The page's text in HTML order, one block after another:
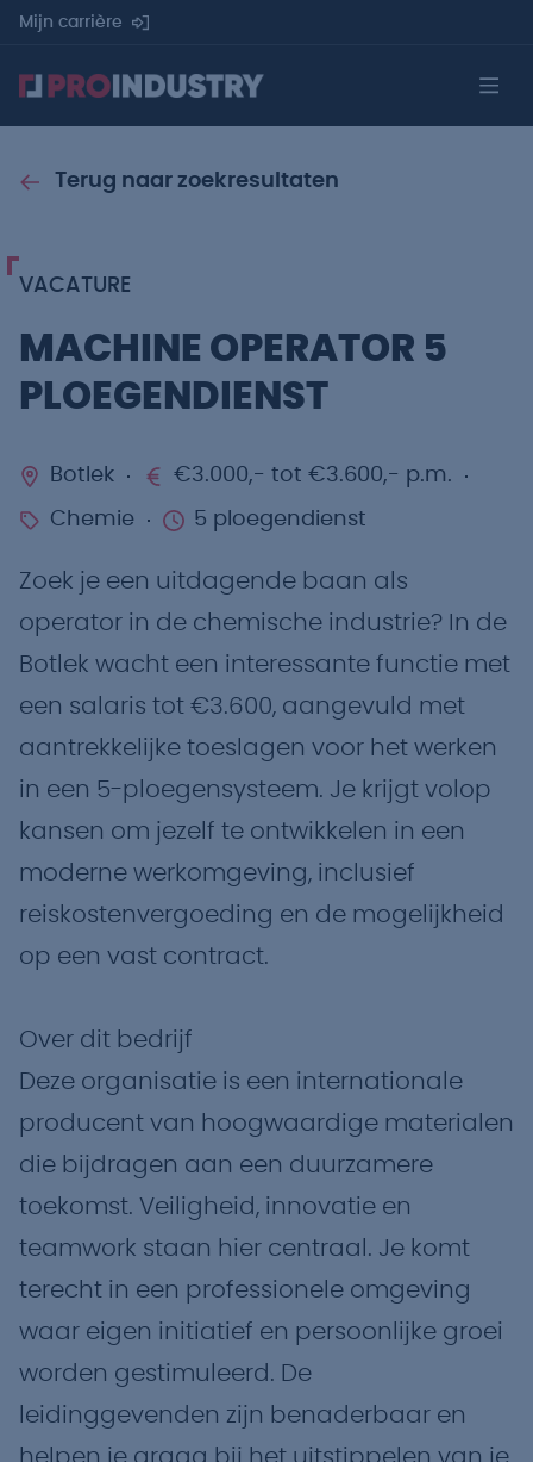
Mijn carrière
Terug naar zoekresultaten
VACATURE
MACHINE OPERATOR 5
PLOEGENDIENST
Botlek €3.000,- tot €3.600,- p.m.
Chemie 5 ploegendienst
Zoek je een uitdagende baan als
operator in de chemische industrie? In de
Botlek wacht een interessante functie met
een salaris tot €3.600, aangevuld met
aantrekkelijke toeslagen voor het werken
in een 5-ploegensysteem. Je krijgt volop
kansen om jezelf te ontwikkelen in een
moderne werkomgeving, inclusief
reiskostenvergoeding en de mogelijkheid
op een vast contract.
Over dit bedrijf
Deze organisatie is een internationale
producent van hoogwaardige materialen
die bijdragen aan een duurzamere
toekomst. Veiligheid, innovatie en
teamwork staan hier centraal. Je komt
terecht in een professionele omgeving
waar eigen initiatief en persoonlijke groei
worden gestimuleerd. De
leidinggevenden zijn benaderbaar en
helpen je graag bij het uitstippelen van je